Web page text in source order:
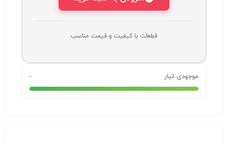
قطعات با کیفیت و قیمت مناسب
موجودی انبار -